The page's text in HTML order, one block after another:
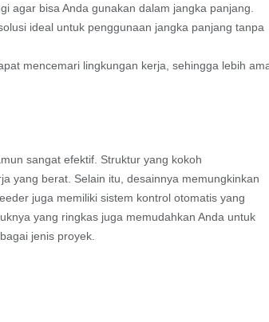
agar bisa Anda gunakan dalam jangka panjang.
ideal untuk penggunaan jangka panjang tanpa
mencemari lingkungan kerja, sehingga lebih
sangat efektif. Struktur yang kokoh
yang berat. Selain itu, desainnya memungkinkan
juga memiliki sistem kontrol otomatis yang
yang ringkas juga memudahkan Anda untuk
jenis proyek.